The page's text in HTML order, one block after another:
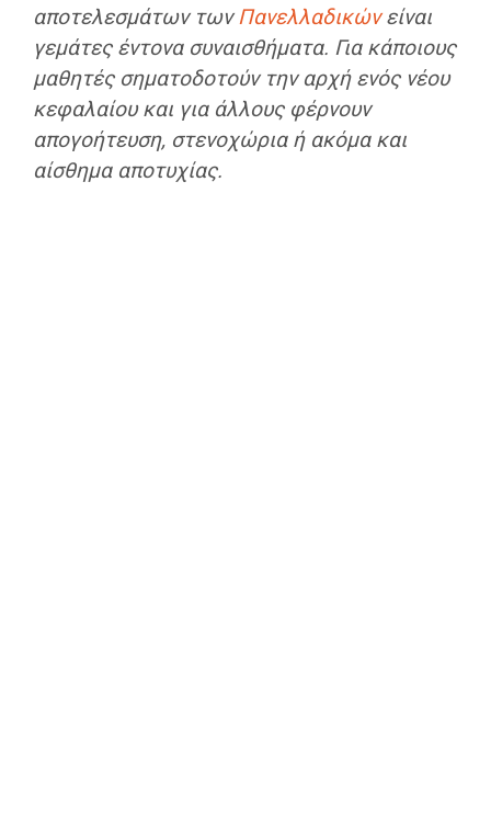
αποτελεσμάτων τωνΠανελλαδικώνείναι
γεμάτες έντονα συναισθήματα. Για κάποιους
μαθητές σηματοδοτούν την αρχή ενός νέου
κεφαλαίου και για άλλους φέρνουν
απογοήτευση, στενοχώρια ή ακόμα και
αίσθημα αποτυχίας.